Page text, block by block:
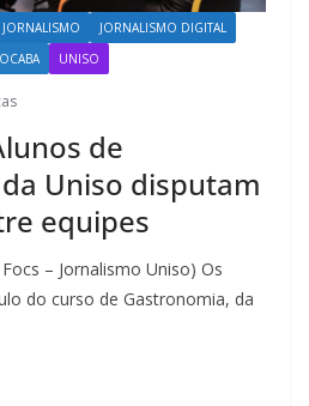
JORNALISMO
JORNALISMO DIGITAL
UNISO
de
Uniso disputam
equipes
– Jornalismo Uniso) Os
do curso de Gastronomia, da